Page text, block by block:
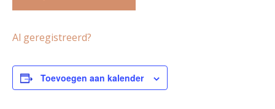
Al geregistreerd?
Toevoegen aan kalender